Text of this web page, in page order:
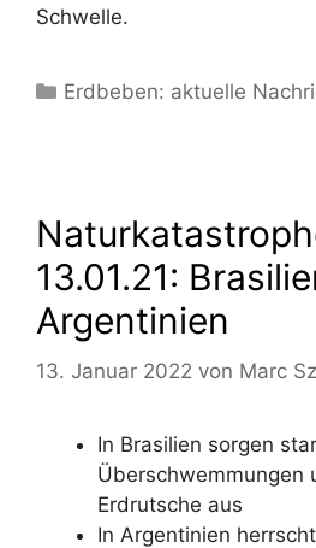
Schwelle.
Kategorien
Erdbeben: aktuelle
13.01.21:
Argentinien
13. Januar 2022 von Marc
In Brasilien sorgen
Überschwemmungen
Erdrutsche aus
In Argentinien